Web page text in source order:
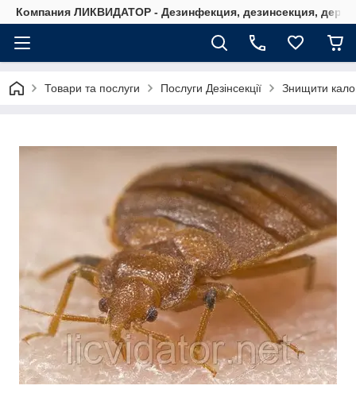
Компания ЛИКВИДАТОР - Дезинфекция, дезинсекция,
Товари та послуги Послуги Дезінсекції Знищити